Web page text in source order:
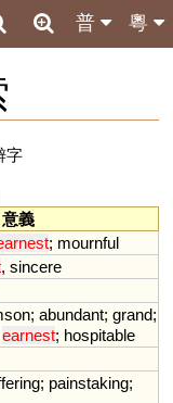
粵
普
字
意義
; mournful
, sincere
; abundant; grand;
earnest; hospitable
; painstaking;